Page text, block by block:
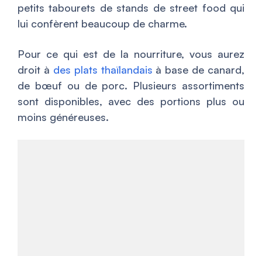
petits tabourets de stands de street food qui
lui confèrent beaucoup de charme.
Pour ce qui est de la nourriture, vous aurez
droit à des plats thaïlandais à base de canard,
de bœuf ou de porc. Plusieurs assortiments
sont disponibles, avec des portions plus ou
moins généreuses.